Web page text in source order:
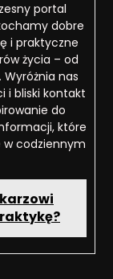
portal
dobre
i praktyczne
życia – od
nas
i bliski kontakt
do
które
codziennym